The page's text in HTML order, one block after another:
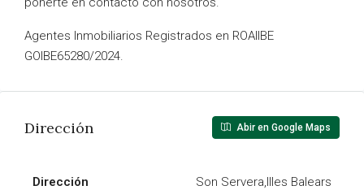
Agentes Inmobiliarios Registrados en ROAIIBE
GOIBE65280/2024.
Dirección Abir en Google Maps
Dirección Son Servera,Illes Balears